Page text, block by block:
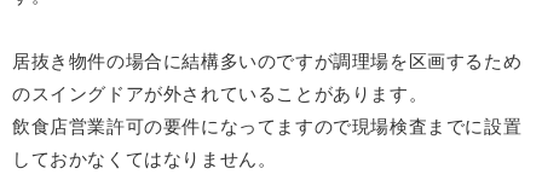
居抜き物件の場合に結構多いのですが調理場を区画するため
のスイングドアが外されていることがあります。
飲食店営業許可の要件になってますので現場検査までに設置
しておかなくてはなりません。